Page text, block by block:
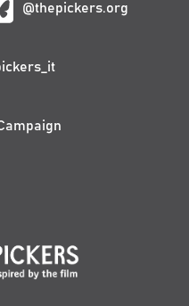
@thepickers.org